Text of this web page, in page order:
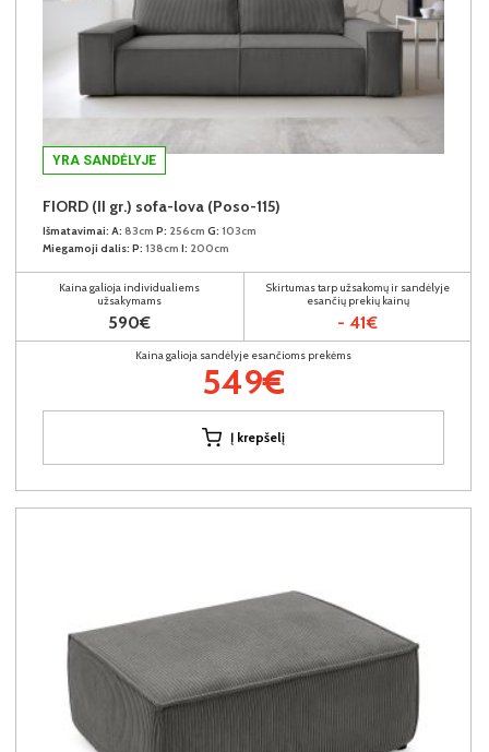
YRA SANDĖLYJE
FIORD (II gr.) sofa-lova (Poso-115)
Išmatavimai: A: 83cm P: 256cm G: 103cm
Miegamoji dalis: P: 138cm I: 200cm
Kaina galioja individualiems
užsakymams
590€
Skirtumas tarp užsakomų ir sandėlyje
esančių prekių kainų
- 41€
Kaina galioja sandėlyje esančioms prekėms
549€
Į krepšelį